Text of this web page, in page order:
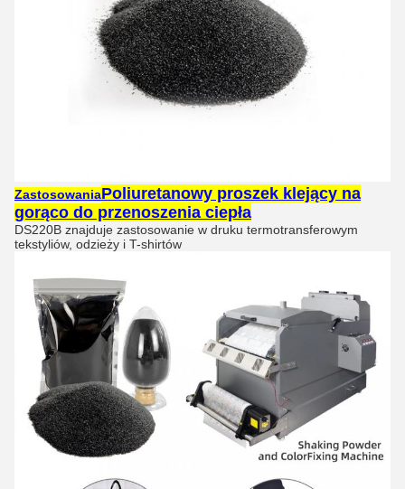
ZastosowaniaPoliuretanowy proszek klejący na
gorąco do przenoszenia ciepła
DS220B znajduje zastosowanie w druku termotransferowym
tekstyliów, odzieży i T-shirtów